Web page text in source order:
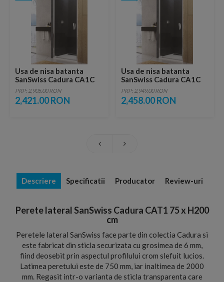
Usa de nisa batanta
SanSwiss Cadura CA1C
70xH200 cm
PRP: 2,905.00 RON
2,421.00 RON
Usa de nisa batanta
SanSwiss Cadura CA1C
75xH200 cm
PRP: 2,949.00 RON
2,458.00 RON
Descriere Specificatii Producator Review-uri
Perete lateral SanSwiss Cadura CAT1 75 x H200
cm
Peretele lateral SanSwiss face parte din colectia Cadura si
este fabricat din sticla securizata cu grosimea de 6 mm,
fiind deosebit prin aspectul profilului crom slefuit lucios.
Latimea peretului este de 750 mm, iar inaltimea de 2000
mm. Regasit intr-o varianta de sticla transparenta care